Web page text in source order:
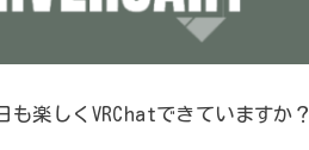
楽しくVRChatできていますか？